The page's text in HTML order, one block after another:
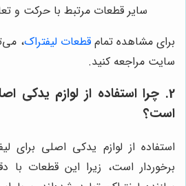
سایر قطعات مرتبط با حرکت و
برای مشاهده تمامقطعات لیفتراک،
سایت مراجعه کنید.
2. چرا استفاده از لوازم یدکی
است؟
استفاده از لوازم یدکی اصلی برای
برخوردار است، زیرا این قطعات